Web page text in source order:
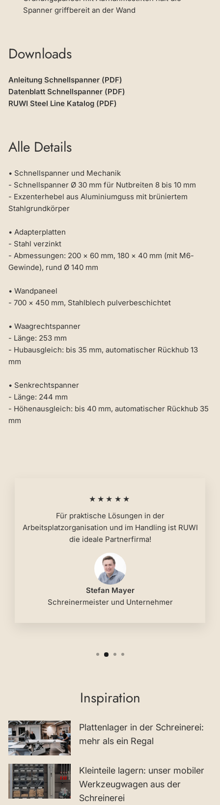
Spanner griffbereit an der Wand
Downloads
Anleitung Schnellspanner (PDF)
Datenblatt Schnellspanner (PDF)
RUWI Steel Line Katalog (PDF)
Alle Details
• Schnellspanner und Mechanik
- Schnellspanner Ø 30 mm für Nutbreiten 8 bis 10 mm
- Exzenterhebel aus Aluminiumguss mit brüniertem
Stahlgrundkörper
• Adapterplatten
- Stahl verzinkt
- Abmessungen: 200 × 60 mm, 180 × 40 mm (mit M6-
Gewinde), rund Ø 140 mm
• Wandpaneel
- 700 × 450 mm, Stahlblech pulverbeschichtet
• Waagrechtspanner
- Länge: 253 mm
- Hubausgleich: bis 35 mm, automatischer Rückhub 13
mm
• Senkrechtspanner
- Länge: 244 mm
- Höhenausgleich: bis 40 mm, automatischer Rückhub 35
mm
★★★★★
Für praktische Lösungen in der
Arbeitsplatzorganisation und im Handling ist RUWI
die ideale Partnerfirma!
Stefan Mayer
Schreinermeister und Unternehmer
Inspiration
Plattenlager in der Schreinerei:
mehr als ein Regal
Kleinteile lagern: unser mobiler
Werkzeugwagen aus der
Schreinerei